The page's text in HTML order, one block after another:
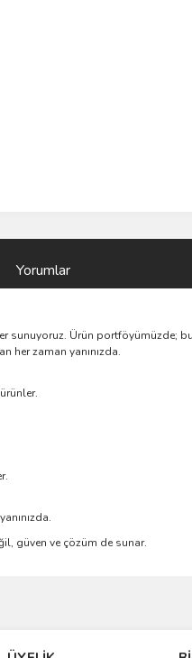
Yorumlar
sunuyoruz. Ürün portföyümüzde;
her zaman yanınızda.
güven ve çözüm de sunar.